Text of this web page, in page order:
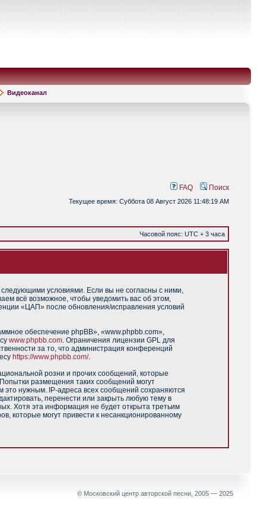
Видеоканал
FAQ Поиск
Текущее время: Суббота 08 Август 2026 11:48:19 AM
Часовой пояс: UTC + 3 часа
условиями. Если вы не согласны с ними,
всё возможное, чтобы уведомить вас об этом,
«ЦАП» после обновления/исправления условий
обеспечение phpBB», «www.phpbb.com»,
www.phpbb.com. Ограничения лицензии GPL для
за то, что администрация конференций
https://www.phpbb.com/.
розни и прочих сообщений, которые
размещения таких сообщений могут
это нужным. IP-адреса всех сообщений сохраняются
перенести или закрыть любую тему в
Хотя эта информация не будет открыта третьим
которые могут привести к несанкционированному
© Московский центр авторской песни, 2005 — 2025